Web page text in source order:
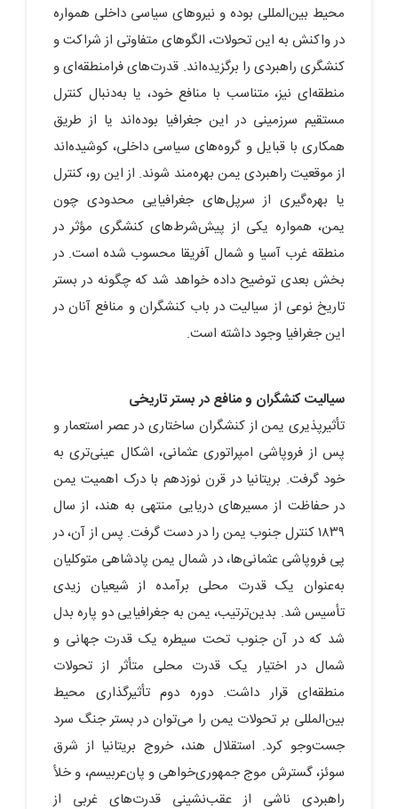
محیط بین‌المللی بوده و نیروهای سیاسی داخلی همواره
در واکنش به این تحولات، الگوهای متفاوتی از شراکت و
کنشگری راهبردی را برگزیده‌اند. قدرت‌های فرامنطقه‌ای و
منطقه‌ای نیز، متناسب با منافع خود، یا به‌دنبال کنترل
مستقیم سرزمینی در این جغرافیا بوده‌اند یا از طریق
همکاری با قبایل و گروه‌های سیاسی داخلی، کوشیده‌اند
از موقعیت راهبردی یمن بهره‌مند شوند. از این رو، کنترل
یا بهره‌گیری از سرپل‌های جغرافیایی محدودی چون
یمن، همواره یکی از پیش‌شرط‌های کنشگری مؤثر در
منطقه غرب آسیا و شمال آفریقا محسوب شده است. در
بخش بعدی توضیح داده خواهد شد که چگونه در بستر
تاریخ نوعی از سیالیت در باب کنشگران و منافع آنان در
این جغرافیا وجود داشته است.
سیالیت کنشگران و منافع در بستر تاریخی
تأثیرپذیری یمن از کنشگران ساختاری در عصر استعمار و
پس از فروپاشی امپراتوری عثمانی، اشکال عینی‌تری به
خود گرفت. بریتانیا در قرن نوزدهم با درک اهمیت یمن
در حفاظت از مسیرهای دریایی منتهی به هند، از سال
۱۸۳۹ کنترل جنوب یمن را در دست گرفت. پس از آن، در
پی فروپاشی عثمانی‌ها، در شمال یمن پادشاهی متوکلیان
به‌عنوان یک قدرت محلی برآمده از شیعیان زیدی
تأسیس شد. بدین‌ترتیب، یمن به جغرافیایی دو پاره بدل
شد که در آن جنوب تحت سیطره یک قدرت جهانی و
شمال در اختیار یک قدرت محلی متأثر از تحولات
منطقه‌ای قرار داشت. دوره دوم تأثیرگذاری محیط
بین‌المللی بر تحولات یمن را می‌توان در بستر جنگ سرد
جست‌وجو کرد. استقلال هند، خروج بریتانیا از شرق
سوئز، گسترش موج جمهوری‌خواهی و پان‌عربیسم، و خلأ
راهبردی ناشی از عقب‌نشینی قدرت‌های غربی از